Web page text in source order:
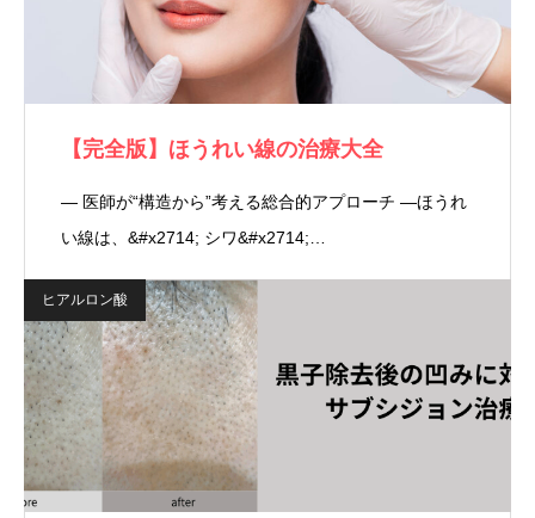
【完全版】ほうれい線の治療大全
― 医師が“構造から”考える総合的アプローチ ―ほうれ
い線は、&#x2714; シワ&#x2714;…
ヒアルロン酸